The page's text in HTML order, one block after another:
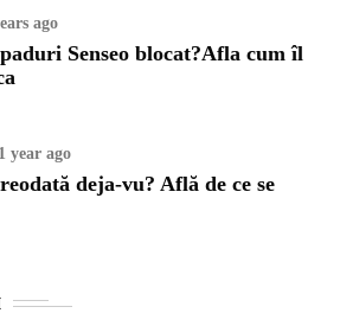
ago
Senseo blocat?Afla cum îl
1 year ago
deja-vu? Află de ce se